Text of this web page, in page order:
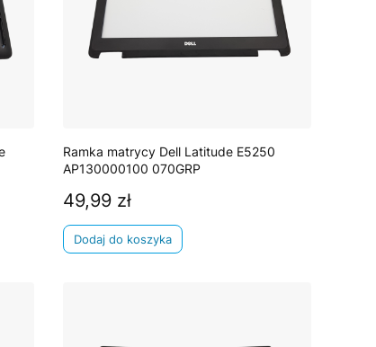
Ramka matrycy Dell Latitude E5250
AP130000100 070GRP
Cena
49,99 zł
Dodaj do koszyka